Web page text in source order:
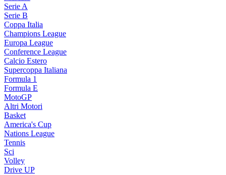
Serie A
Serie B
Coppa Italia
Champions League
Europa League
Conference League
Calcio Estero
Supercoppa Italiana
Formula 1
Formula E
MotoGP
Altri Motori
Basket
America's Cup
Nations League
Tennis
Sci
Volley
Drive UP